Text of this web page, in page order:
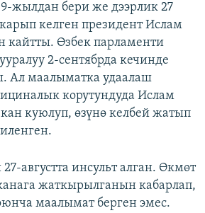
жылдан бери же дээрлик 27
келген президент Ислам
кайтты. Өзбек парламенти
2-сентябрда кечинде
Ал маалыматка удаалаш
корутундуда Ислам
куюлуп, өзүнө келбей жатып
августта инсульт алган. Өкмөт
жаткырылганын кабарлап,
маалымат берген эмес.